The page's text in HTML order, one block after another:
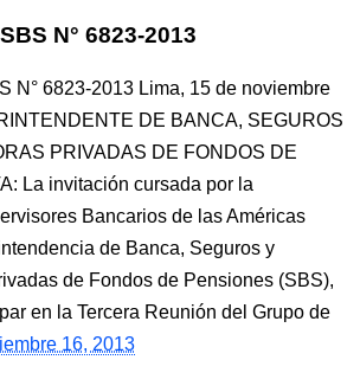
N° 6823-2013
N° 6823-2013 Lima, 15 de noviembre
DE BANCA, SEGUROS
PRIVADAS DE FONDOS DE
La invitación cursada por la
Bancarios de las Américas
de Banca, Seguros y
de Fondos de Pensiones (SBS),
en la Tercera Reunión del Grupo de
16, 2013